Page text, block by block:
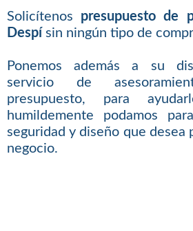
Solicítenos presupuesto de
Despí sin ningún tipo de
Ponemos además a su
servicio de
presupuesto, para
humildemente podamos
seguridad y diseño que desea
negocio.